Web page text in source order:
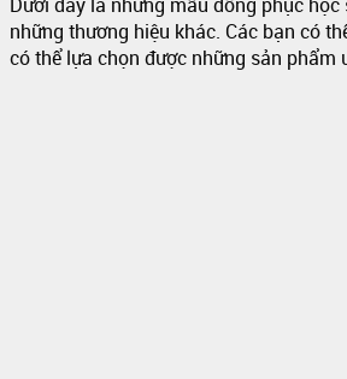
những thương hiệu khác. Các bạn có
có thể lựa chọn được những sản phẩm